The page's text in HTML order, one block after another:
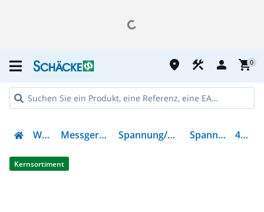
place construction person shopping_cart0
Werkzeug Messgeräte & Zubehör Spannung/Strommessgeräte Spannungsprüfer 4620297
Kernsortiment